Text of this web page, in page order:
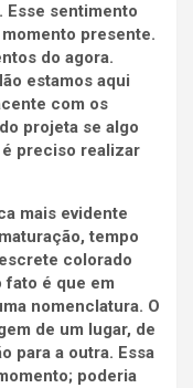
Esse sentimento
presente.
do agora.
estamos aqui
com os
projeta se algo
preciso realizar
mais evidente
tempo
colorado
fato é que em
nomenclatura. O
de um lugar, de
para a outra. Essa
poderia